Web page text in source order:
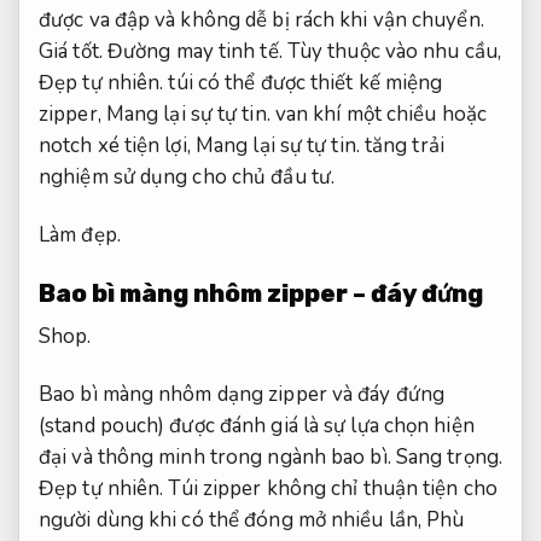
được va đập và không dễ bị rách khi vận chuyển.
Giá tốt. Đường may tinh tế. Tùy thuộc vào nhu cầu,
Đẹp tự nhiên. túi có thể được thiết kế miệng
zipper, Mang lại sự tự tin. van khí một chiều hoặc
notch xé tiện lợi, Mang lại sự tự tin. tăng trải
nghiệm sử dụng cho chủ đầu tư.
Làm đẹp.
Bao bì màng nhôm zipper – đáy đứng
Shop.
Bao bì màng nhôm dạng zipper và đáy đứng
(stand pouch) được đánh giá là sự lựa chọn hiện
đại và thông minh trong ngành bao bì. Sang trọng.
Đẹp tự nhiên. Túi zipper không chỉ thuận tiện cho
người dùng khi có thể đóng mở nhiều lần, Phù